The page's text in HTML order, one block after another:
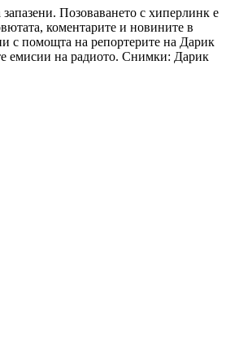
Позоваването с хиперлинк е
коментарите и новините в
с помощта на репортерите на Дарик
емисии на радиото. Снимки: Дарик